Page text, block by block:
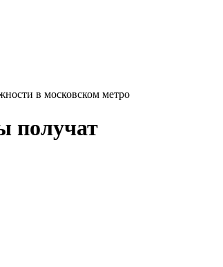
в московском метро
получат